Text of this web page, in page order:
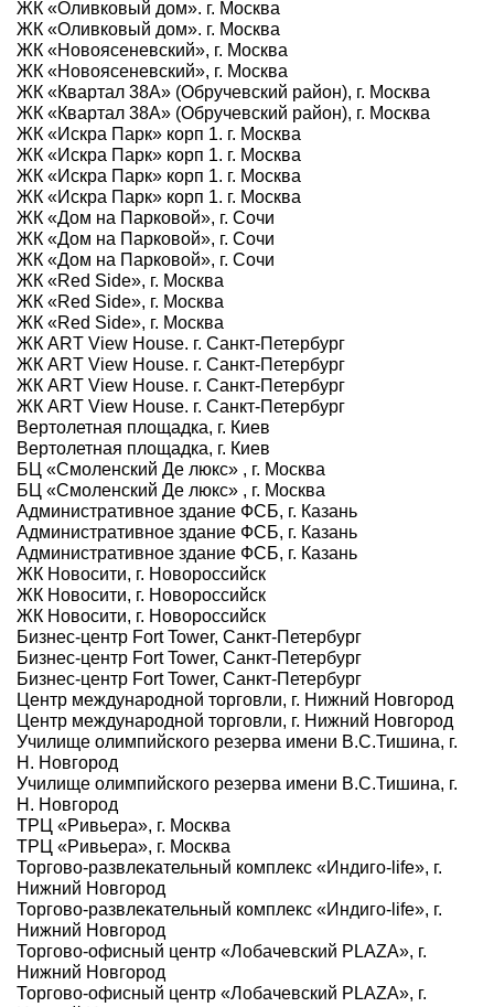
ЖК «Оливковый дом». г. Москва
ЖК «Оливковый дом». г. Москва
ЖК «Новоясеневский», г. Москва
ЖК «Новоясеневский», г. Москва
ЖК «Квартал 38А» (Обручевский район), г. Москва
ЖК «Квартал 38А» (Обручевский район), г. Москва
ЖК «Искра Парк» корп 1. г. Москва
ЖК «Искра Парк» корп 1. г. Москва
ЖК «Искра Парк» корп 1. г. Москва
ЖК «Искра Парк» корп 1. г. Москва
ЖК «Дом на Парковой», г. Сочи
ЖК «Дом на Парковой», г. Сочи
ЖК «Дом на Парковой», г. Сочи
ЖК «Red Side», г. Москва
ЖК «Red Side», г. Москва
ЖК «Red Side», г. Москва
ЖК ART View House. г. Санкт-Петербург
ЖК ART View House. г. Санкт-Петербург
ЖК ART View House. г. Санкт-Петербург
ЖК ART View House. г. Санкт-Петербург
Вертолетная площадка, г. Киев
Вертолетная площадка, г. Киев
БЦ «Смоленский Де люкс» , г. Москва
БЦ «Смоленский Де люкс» , г. Москва
Административное здание ФСБ, г. Казань
Административное здание ФСБ, г. Казань
Административное здание ФСБ, г. Казань
ЖК Новосити, г. Новороссийск
ЖК Новосити, г. Новороссийск
ЖК Новосити, г. Новороссийск
Бизнес-центр Fort Tower, Санкт-Петербург
Бизнес-центр Fort Tower, Санкт-Петербург
Бизнес-центр Fort Tower, Санкт-Петербург
Центр международной торговли, г. Нижний Новгород
Центр международной торговли, г. Нижний Новгород
Училище олимпийского резерва имени В.С.Тишина, г.
Н. Новгород
Училище олимпийского резерва имени В.С.Тишина, г.
Н. Новгород
ТРЦ «Ривьера», г. Москва
ТРЦ «Ривьера», г. Москва
Торгово-развлекательный комплекс «Индиго-life», г.
Нижний Новгород
Торгово-развлекательный комплекс «Индиго-life», г.
Нижний Новгород
Торгово-офисный центр «Лобачевский PLAZA», г.
Нижний Новгород
Торгово-офисный центр «Лобачевский PLAZA», г.